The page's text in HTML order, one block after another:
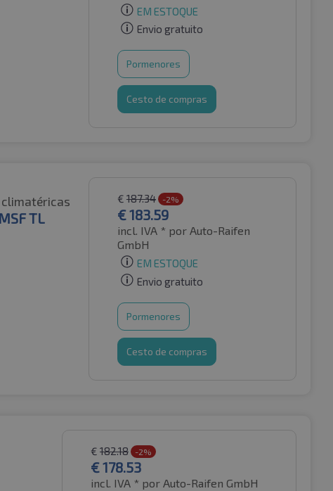
EM ESTOQUE
Envio gratuito
Pormenores
Cesto de compras
TL
€ 187.34 -2%
€183.59
incl. IVA * por Auto-Raifen
GmbH
EM ESTOQUE
Envio gratuito
Pormenores
Cesto de compras
€ 182.18 -2%
€178.53
incl. IVA * por Auto-Raifen GmbH